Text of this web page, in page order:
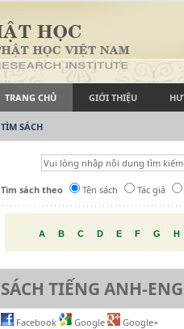
TRANG CHỦ GIỚI THIỆU
TÌM SÁCH
Tìm sách theo Tên sách Tác giả
A B C D E F G H
SÁCH TIẾNG ANH-
Facebook Google Google+